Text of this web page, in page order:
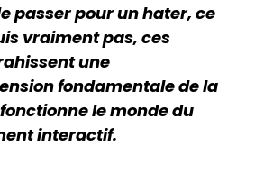
passer pour un hater, ce
vraiment pas, ces
une
fondamentale de la
le monde du
interactif.